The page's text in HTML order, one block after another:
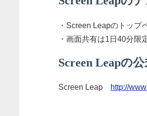
・Screen Leapのトッ
・画面共有は1日40分限
Screen Leapの
Screen Leap http://